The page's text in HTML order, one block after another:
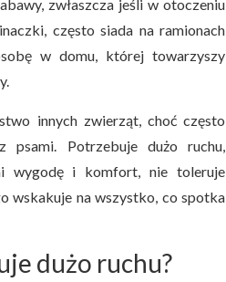
zwłaszcza jeśli w otoczeniu
często siada na ramionach
w domu, której towarzyszy
innych zwierząt, choć często
psami. Potrzebuje dużo ruchu,
wygodę i komfort, nie toleruje
wskakuje na wszystko, co spotka
dużo ruchu?